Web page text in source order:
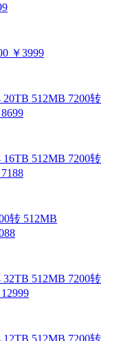
￥3999
512MB 7200转
8699
512MB 7200转
7188
转 512MB
512MB 7200转
12999
512MB 7200转